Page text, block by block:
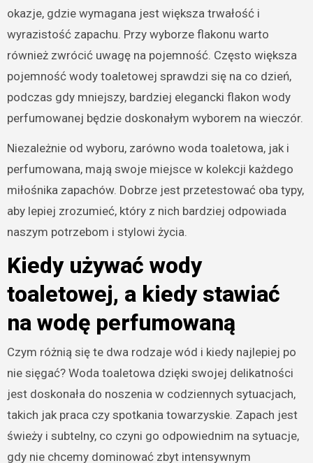
okazje, gdzie wymagana jest większa trwałość i
wyrazistość zapachu. Przy wyborze flakonu warto
również zwrócić uwagę na pojemność. Często większa
pojemność wody toaletowej sprawdzi się na co dzień,
podczas gdy mniejszy, bardziej elegancki flakon wody
perfumowanej będzie doskonałym wyborem na wieczór.
Niezależnie od wyboru, zarówno woda toaletowa, jak i
perfumowana, mają swoje miejsce w kolekcji każdego
miłośnika zapachów. Dobrze jest przetestować oba typy,
aby lepiej zrozumieć, który z nich bardziej odpowiada
naszym potrzebom i stylowi życia.
Kiedy używać wody
toaletowej, a kiedy stawiać
na wodę perfumowaną
Czym różnią się te dwa rodzaje wód i kiedy najlepiej po
nie sięgać? Woda toaletowa dzięki swojej delikatności
jest doskonała do noszenia w codziennych sytuacjach,
takich jak praca czy spotkania towarzyskie. Zapach jest
świeży i subtelny, co czyni go odpowiednim na sytuacje,
gdy nie chcemy dominować zbyt intensywnym